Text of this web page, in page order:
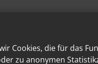
Cookies, die für das
zu anonymen